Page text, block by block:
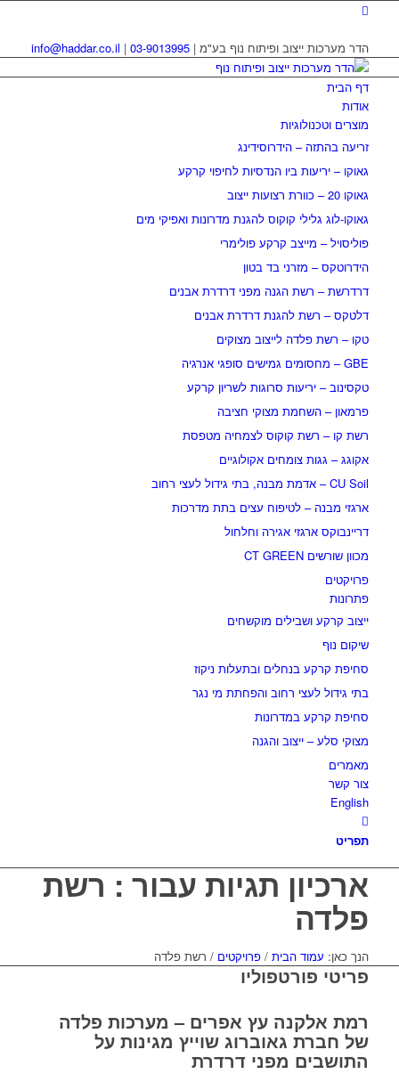
הדר מערכות ייצוב ופיתוח נוף בע"מ | 03-9013995
|
info@haddar.co.il
דף הבית
אודות
מוצרים וטכנולוגיות
זריעה בהתזה – הידרוסידינג
גאוקו – יריעות ביו הנדסיות לחיפוי קרקע
גאוקו 20 – כוורת רצועות ייצוב
גאוקו-לוג גלילי קוקוס להגנת מדרונות ואפיקי מים
פוליסויל – מייצב קרקע פולימרי
הידרוטקס – מזרני בד בטון
דרדרשת – רשת הגנה מפני דרדרת אבנים
דלטקס – רשת להגנת דרדרת אבנים
טקו – רשת פלדה לייצוב מצוקים
GBE – מחסומים גמישים סופגי אנרגיה
טקסינוב – יריעות סרוגות לשריון קרקע
פרמאון – השחמת מצוקי חציבה
רשת קו – רשת קוקוס לצמחיה מטפסת
אקוגג – גגות צומחים אקולוגיים
CU Soil – אדמת מבנה, בתי גידול לעצי רחוב
ארגזי מבנה – לטיפוח עצים בתת מדרכות
דריינבוקס ארגזי אגירה וחלחול
מכוון שורשים CT GREEN
פרויקטים
פתרונות
ייצוב קרקע ושבילים מוקשחים
שיקום נוף
סחיפת קרקע בנחלים ובתעלות ניקוז
בתי גידול לעצי רחוב והפחתת מי נגר
סחיפת קרקע במדרונות
מצוקי סלע – ייצוב והגנה
מאמרים
צור קשר
English
תפריט
ארכיון תגיות עבור : רשת
פלדה
הנך כאן: עמוד הבית / פרויקטים / רשת פלדה
פריטי פורטפוליו
רמת אלקנה עץ אפרים – מערכות פלדה
של חברת גאוברוג שוייץ מגינות על
התושבים מפני דרדרת